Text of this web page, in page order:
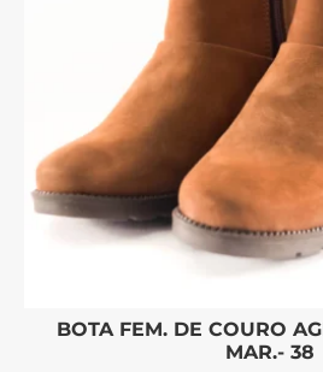
BOTA FEM. DE COURO
MAR.- 38